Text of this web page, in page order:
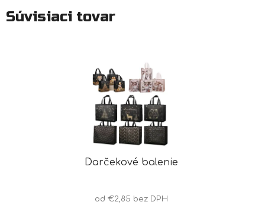
Súvisiaci tovar
Darčekové balenie
od €2,85 bez DPH